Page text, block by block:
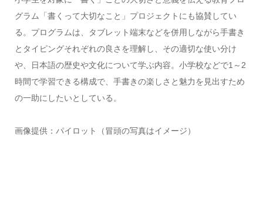
グラム「書くって大切なこと」プロジェクトにも協賛してい
る。プログラムは、タブレット端末などを併用しながら手書き
とタイピングそれぞれの良さを理解し、その適切な使い分け
や、日本語の歴史や文化について学ぶ内容。小学校などで1～2
時間で学習できる構成で、手書きの楽しさと魅力を見出すため
の一助にしたいとしている。
画像提供：パイロット（冒頭の写真はイメージ）